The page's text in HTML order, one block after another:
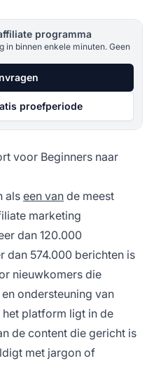
programma
in binnen enkele minuten. Geen
proefperiode
voor Beginners naar
alseen van de meest
marketing
dan 120.000
dan 574.000 berichten is
nieuwkomers die
ondersteuning van
platform ligt in de
de content die gericht is
met jargon of